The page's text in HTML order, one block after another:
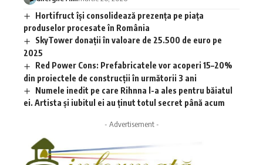
Hortifruct își consolidează prezența pe piața
produselor procesate în România
SkyTower donații în valoare de 25.500 de euro pe
2025
Red Power Cons: Prefabricatele vor acoperi 15–20%
din proiectele de construcții în următorii 3 ani
Numele inedit pe care Rihnna l-a ales pentru băiatul
ei. Artista și iubitul ei au ținut totul secret până acum
- Advertisement -